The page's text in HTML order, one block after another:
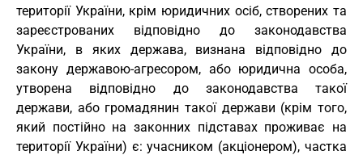
території України, крім юридичних осіб, створених та
зареєстрованих відповідно до законодавства
України, в яких держава, визнана відповідно до
закону державою-агресором, або юридична особа,
утворена відповідно до законодавства такої
держави, або громадянин такої держави (крім того,
який постійно на законних підставах проживає на
території України) є: учасником (акціонером), частка